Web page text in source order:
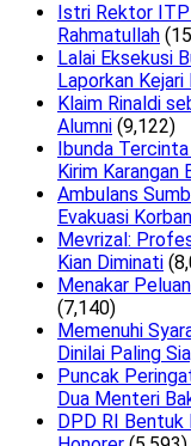
Istri Rektor
Rahmatullah
Lalai Eksekusi
Laporkan
Klaim Rinaldi
Alumni (9,122)
Ibunda
Kirim Karangan
Ambulans
Evakuasi
Mevrizal:
Kian Diminati
Menakar
(7,140)
Memenuhi
Dinilai Paling
Puncak
Dua Menteri
DPD RI Bentuk